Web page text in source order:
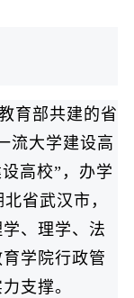
育部共建的省
流大学建设高
高校”，办学
省武汉市，
、理学、法
学院行政管
支撑。